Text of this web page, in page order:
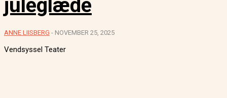
juleglæde
ANNE LIISBERG - NOVEMBER 25, 2025
Vendsyssel Teater